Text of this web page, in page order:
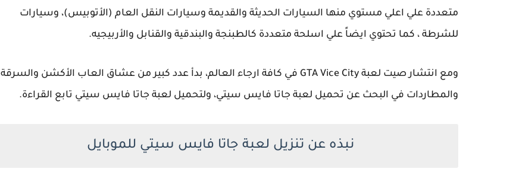
متعددة علي اعلي مستوي منها السيارات الحديثة والقديمة وسيارات النقل العام (الأتوبيس)، وسيارات
للشرطة ، كما تحتوي ايضاً علي اسلحة متعددة كالطبنجة والبندقية والقنابل والأربيجيه.
ومع انتشار صيت لعبة GTA Vice City في كافة ارجاء العالم، بدأ عدد كبير من عشاق العاب الأكشن والسرقة
والمطاردات في البحث عن تحميل لعبة جاتا فايس سيتي، ولتحميل لعبة جاتا فايس سيتي تابع القراءة.
نبذه عن تنزيل لعبة جاتا فايس سيتي للموبايل